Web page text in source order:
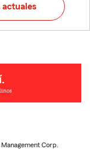
actuales
Corp.